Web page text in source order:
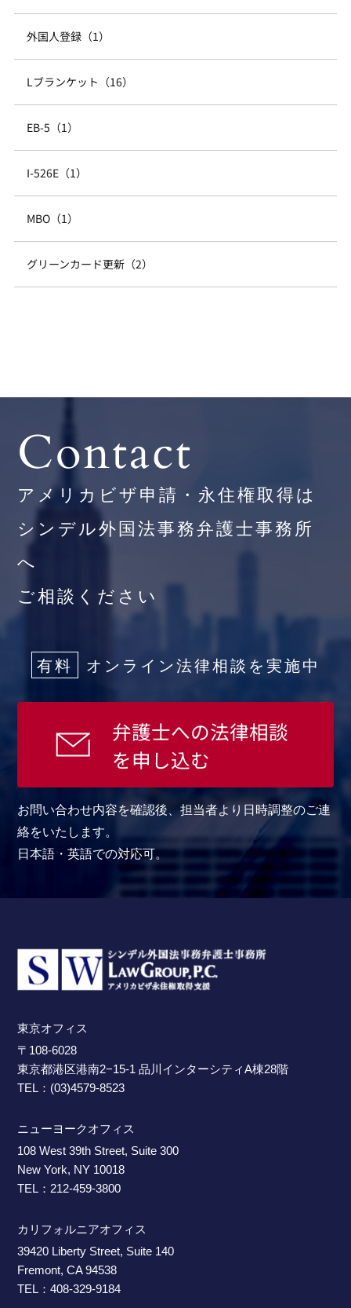
外国人登録（1）
Lブランケット（16）
EB-5（1）
I-526E（1）
MBO（1）
グリーンカード更新（2）
Contact
アメリカビザ申請・永住権取得は
シンデル外国法事務弁護士事務所
へ
ご相談ください
有料 オンライン法律相談を実施中
弁護士への法律相談
を申し込む
お問い合わせ内容を確認後、担当者より日時調整のご連
絡をいたします。
日本語・英語での対応可。
東京オフィス
〒108-6028
東京都港区港南2−15-1 品川インターシティA棟28階
TEL：(03)4579-8523
ニューヨークオフィス
108 West 39th Street, Suite 300
New York, NY 10018
TEL：212-459-3800
カリフォルニアオフィス
39420 Liberty Street, Suite 140
Fremont, CA 94538
TEL：408-329-9184